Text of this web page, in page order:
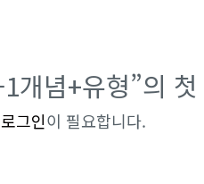
개념+유형”의
로그인이 필요합니다.